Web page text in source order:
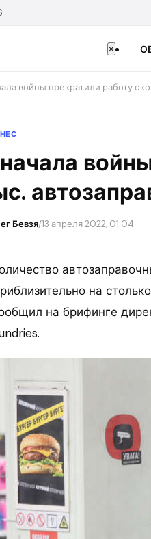
×
войны прекратили работу
Бевзя/13 апреля 2022, 01:04
на
на брифинге